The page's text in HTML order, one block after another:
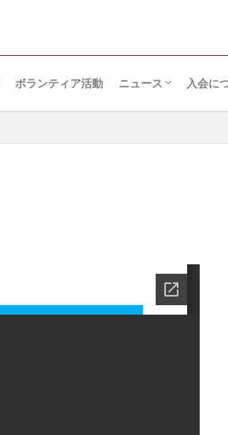
ボランティア活動 ニュース
朗読ニュース
協会だより
入会に